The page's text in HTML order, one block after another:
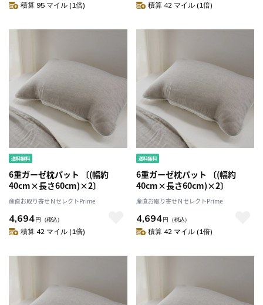
積算 95 マイル (1倍) 積算 42 マイル (1倍)
6重ガーゼ枕パット 〔(幅約
40cm×長さ60cm)×2〕
産直お取り寄せＮセレクトPrime
4,694円 （税込）
積算 42 マイル (1倍)
6重ガーゼ枕パット 〔(幅約
40cm×長さ60cm)×2〕
産直お取り寄せＮセレクトPrime
4,694円 （税込）
積算 42 マイル (1倍)